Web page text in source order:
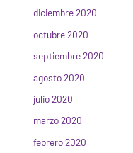
diciembre 2020
octubre 2020
septiembre 2020
agosto 2020
julio 2020
marzo 2020
febrero 2020